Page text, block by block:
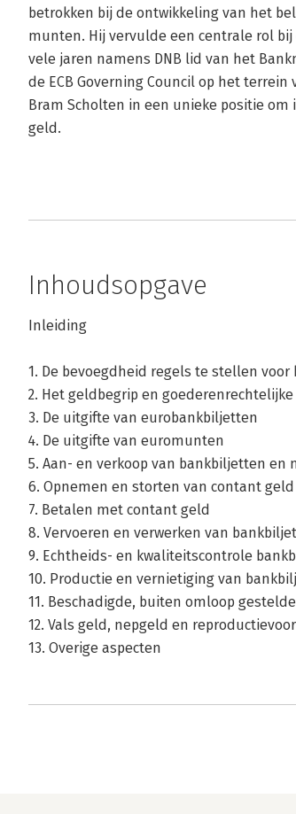
betrokken bij de ontwikkeling van het
munten. Hij vervulde een centrale rol
vele jaren namens DNB lid van het
de ECB Governing Council op het
Bram Scholten in een unieke positie
geld.
Inhoudsopgave
Inleiding
1. De bevoegdheid regels te stellen
2. Het geldbegrip en
3. De uitgifte van eurobankbiljetten
4. De uitgifte van euromunten
5. Aan- en verkoop van bankbiljetten en
6. Opnemen en storten van contant
7. Betalen met contant geld
8. Vervoeren en verwerken van
9. Echtheids- en kwaliteitscontrole
10. Productie en vernietiging van
11. Beschadigde, buiten omloop
12. Vals geld, nepgeld en
13. Overige aspecten